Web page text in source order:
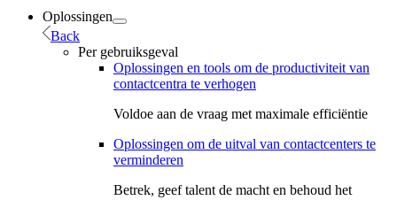
Oplossingen
Back
Per gebruiksgeval
Oplossingen en tools om de productiviteit van
contactcentra te verhogen
Voldoe aan de vraag met maximale efficiëntie
Oplossingen om de uitval van contactcenters te
verminderen
Betrek, geef talent de macht en behoud het